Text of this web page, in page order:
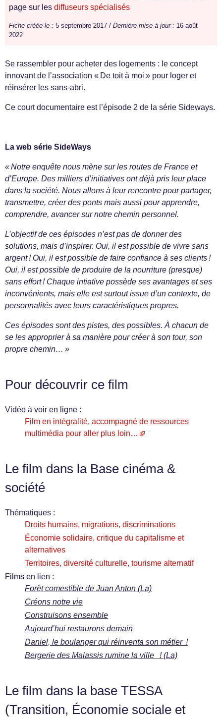
page sur les diffuseurs spécialisés
Fiche créée le : 5 septembre 2017 / Dernière mise à jour : 16 août
2022
Se rassembler pour acheter des logements : le concept
innovant de l’association « De toit à moi » pour loger et
réinsérer les sans-abri.
Ce court documentaire est l’épisode 2 de la série Sideways.
La web série SideWays
« Notre enquête nous mène sur les routes de France et
d’Europe. Des milliers d’initiatives ont déjà pris leur place
dans la société. Nous allons à leur rencontre pour partager,
transmettre, créer des ponts mais aussi pour apprendre,
comprendre, avancer sur notre chemin personnel.
L’objectif de ces épisodes n’est pas de donner des
solutions, mais d’inspirer. Oui, il est possible de vivre sans
argent ! Oui, il est possible de faire confiance à ses clients !
Oui, il est possible de produire de la nourriture (presque)
sans effort ! Chaque intiative possède ses avantages et ses
inconvénients, mais elle est surtout issue d’un contexte, de
personnalités avec leurs caractéristiques propres.
Ces épisodes sont des pistes, des possibles. À chacun de
se les approprier à sa manière pour créer à son tour, son
propre chemin… »
Pour découvrir ce film
Vidéo à voir en ligne :
Film en intégralité, accompagné de ressources
multimédia pour aller plus loin…
Le film dans la Base cinéma &
société
Thématiques :
Droits humains, migrations, discriminations
Économie solidaire, critique du capitalisme et
alternatives
Territoires, diversité culturelle, tourisme alternatif
Films en lien :
Forêt comestible de Juan Anton (La)
Créons notre vie
Construisons ensemble
Aujourd’hui restaurons demain
Daniel, le boulanger qui réinventa son métier !
Bergerie des Malassis rumine la ville ! (La)
Le film dans la base TESSA
(Transition, Économie sociale et